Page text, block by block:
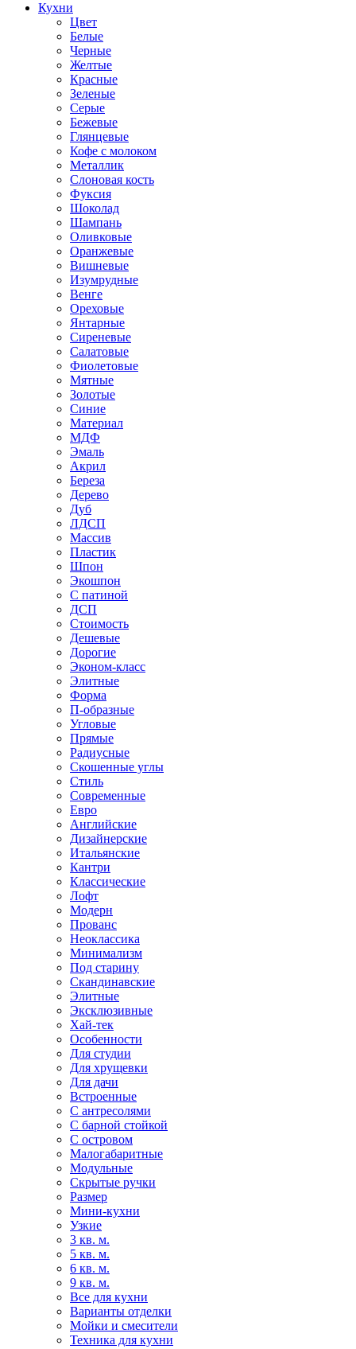
Кухни
Цвет
Белые
Черные
Желтые
Красные
Зеленые
Серые
Бежевые
Глянцевые
Кофе с молоком
Металлик
Слоновая кость
Фуксия
Шоколад
Шампань
Оливковые
Оранжевые
Вишневые
Изумрудные
Венге
Ореховые
Янтарные
Сиреневые
Салатовые
Фиолетовые
Мятные
Золотые
Синие
Материал
МДФ
Эмаль
Акрил
Береза
Дерево
Дуб
ЛДСП
Массив
Пластик
Шпон
Экошпон
С патиной
ДСП
Стоимость
Дешевые
Дорогие
Эконом-класс
Элитные
Форма
П-образные
Угловые
Прямые
Радиусные
Скошенные углы
Стиль
Современные
Евро
Английские
Дизайнерские
Итальянские
Кантри
Классические
Лофт
Модерн
Прованс
Неоклассика
Минимализм
Под старину
Скандинавские
Элитные
Эксклюзивные
Хай-тек
Особенности
Для студии
Для хрущевки
Для дачи
Встроенные
С антресолями
С барной стойкой
С островом
Малогабаритные
Модульные
Скрытые ручки
Размер
Мини-кухни
Узкие
3 кв. м.
5 кв. м.
6 кв. м.
9 кв. м.
Все для кухни
Варианты отделки
Мойки и смесители
Техника для кухни